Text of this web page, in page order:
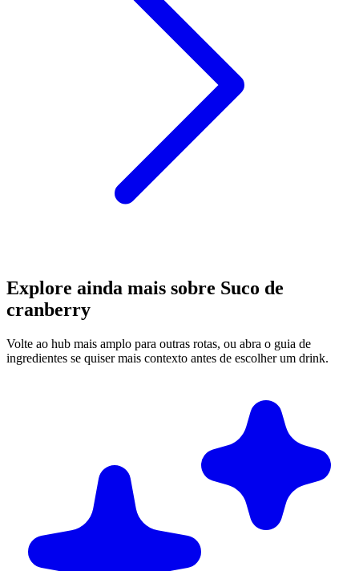
Explore ainda mais sobre Suco de
cranberry
Volte ao hub mais amplo para outras rotas, ou abra o guia de
ingredientes se quiser mais contexto antes de escolher um drink.